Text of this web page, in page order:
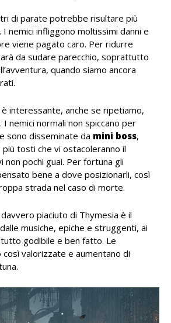
di parate potrebbe risultare più
nemici infliggono moltissimi danni e
viene pagato caro. Per ridurre
da sudare parecchio, soprattutto
quando siamo ancora
è interessante, anche se ripetiamo,
nemici normali non spiccano per
sono disseminate da mini boss,
tosti che vi ostacoleranno il
non pochi guai. Per fortuna gli
bene a dove posizionarli, così
strada nel caso di morte.
piaciuto di Thymesia è il
musiche, epiche e struggenti, ai
godibile e ben fatto. Le
valorizzate e aumentano di